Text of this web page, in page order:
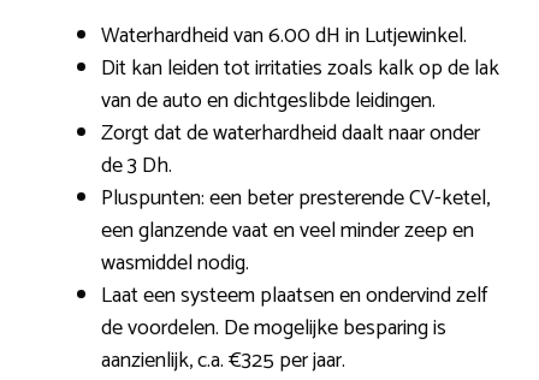
Waterhardheid van 6.00 dH in Lutjewinkel.
Dit kan leiden tot irritaties zoals kalk op de lak
van de auto en dichtgeslibde leidingen.
Zorgt dat de waterhardheid daalt naar onder
de 3 Dh.
Pluspunten: een beter presterende CV-ketel,
een glanzende vaat en veel minder zeep en
wasmiddel nodig.
Laat een systeem plaatsen en ondervind zelf
de voordelen. De mogelijke besparing is
aanzienlijk, c.a. €325 per jaar.